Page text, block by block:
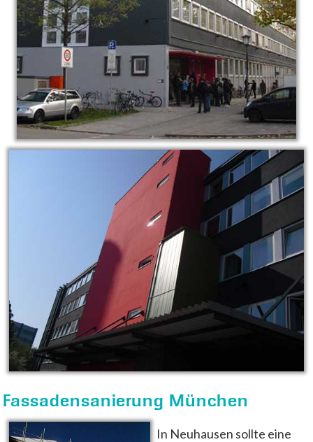
Fassadensanierung München
In Neuhausen sollte eine